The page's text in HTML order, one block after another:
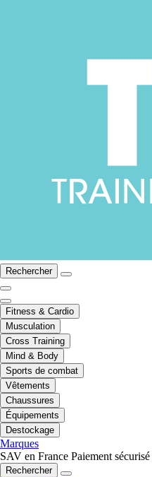
Rechercher
Fitness & Cardio
Musculation
Cross Training
Mind & Body
Sports de combat
Vêtements
Chaussures
Équipements
Destockage
Marques
SAV en France Paiement sécurisé
Rechercher